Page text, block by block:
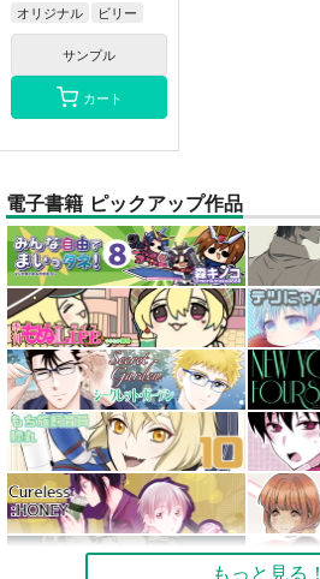
オリジナル ビリー
サンプル
カート
電子書籍 ピックアップ作品
もっと見る！